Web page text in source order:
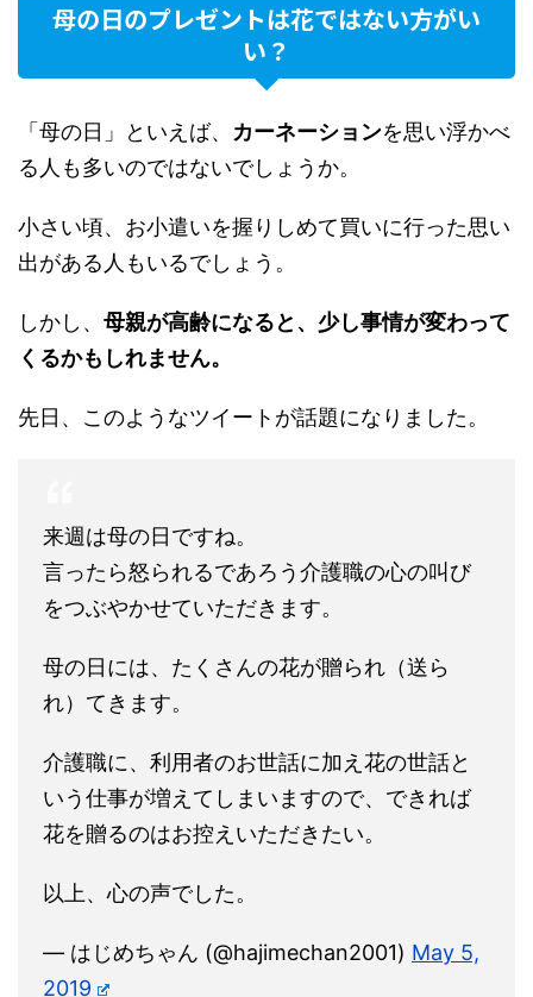
母の日のプレゼントは花ではない方がい
い？
「母の日」といえば、 カーネーションを思い浮かべ
る人も多いのではないでしょうか。
小さい頃、お小遣いを握りしめて買いに行った思い
出がある人もいるでしょう。
しかし、 母親が高齢になると、少し事情が変わって
くるかもしれません。
先日、このようなツイートが話題になりました。
来週は母の日ですね。
言ったら怒られるであろう介護職の心の叫び
をつぶやかせていただきます。
母の日には、たくさんの花が贈られ（送ら
れ）てきます。
介護職に、利用者のお世話に加え花の世話と
いう仕事が増えてしまいますので、できれば
花を贈るのはお控えいただきたい。
以上、心の声でした。
— はじめちゃん (@hajimechan2001) May 5,
2019